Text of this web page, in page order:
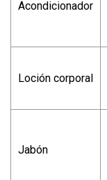
Acondicionador
Loción corporal
Jabón